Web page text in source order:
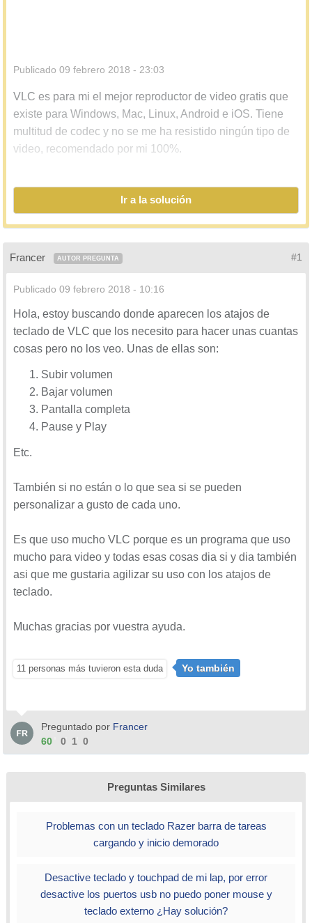
Publicado 09 febrero 2018 - 23:03
VLC es para mi el mejor reproductor de video gratis que
existe para Windows, Mac, Linux, Android e iOS. Tiene
multitud de codec y no se me ha resistido ningún tipo de
video, recomendado por mi 100%.
merece la pena este detalle de los atajos de teclado.
F - Pantalla completa
Barra espaciadora: pausa o reproduce la película
V - Activar o desactivar subtítulos
B - Selecciona la pista de audio
Ctrl + flecha arriba - Aumenta el volumen
Ctrl + D - Disco abierto
Ctrl + F - Abrir carpeta
Ctrl + R - Archivo abierto avanzado
segundos adelante
Mayús + flecha izquierda: salta el medio 3
Alt + flecha derecha - Saltar 10 segundos adelante
Alt + flecha izquierda: salta 10 segundos hacia atrás
Ctrl + flecha derecha - Salta 1 minuto hacia
adelante
M - Activar o desactivar el silencio
S - Parar película
= - Reproducción a velocidad normal
G - Disminuir el retraso de subtítulos
H - Aumenta el retraso de subtítulos
Z - Cambiar el modo de zoom
Ctrl + 1 a 4 Reproduce medios recientes hasta
T - Muestra el tiempo transcurrido o restante del
Ctrl + T - Ir a marca de tiempo específica
E - Modo fotograma a fotograma
Ctrl + H - Ocultar control
Ir a la solución
Francer AUTOR PREGUNTA #1
Publicado 09 febrero 2018 - 10:16
Hola, estoy buscando donde aparecen los atajos de
teclado de VLC que los necesito para hacer unas cuantas
cosas pero no los veo. Unas de ellas son:
Subir volumen
Bajar volumen
Pantalla completa
Pause y Play
Etc.
También si no están o lo que sea si se pueden
personalizar a gusto de cada uno.
Es que uso mucho VLC porque es un programa que uso
mucho para video y todas esas cosas dia si y dia también
asi que me gustaria agilizar su uso con los atajos de
teclado.
Muchas gracias por vuestra ayuda.
11 personas más tuvieron esta duda Yo también
Preguntado por Francer
60
0 1 0
Preguntas Similares
Problemas con un teclado Razer barra de tareas
cargando y inicio demorado
Desactive teclado y touchpad de mi lap, por error
desactive los puertos usb no puedo poner mouse y
teclado externo ¿Hay solución?